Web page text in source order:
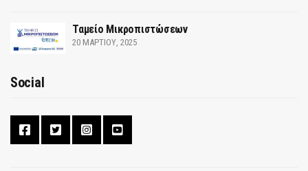
Ταμείο Μικροπιστώσεων
20 ΜΑΡΤΊΟΥ, 2025
Social